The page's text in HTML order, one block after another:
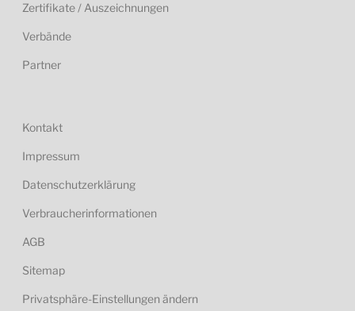
Zertifikate / Auszeichnungen
Verbände
Partner
Kontakt
Impressum
Datenschutzerklärung
Verbraucherinformationen
AGB
Sitemap
Privatsphäre-Einstellungen ändern